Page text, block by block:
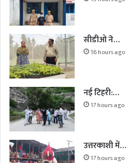
सीडीओ ने…
16 hours ago
नई टिहरी:…
17 hours ago
उत्तरकाशी में…
17 hours ago